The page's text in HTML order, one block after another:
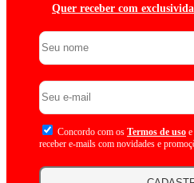
Quer receber com
Concordo com os Termos de uso e
receber e-mails com novidades e